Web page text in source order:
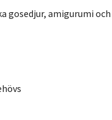
gosedjur, amigurumi